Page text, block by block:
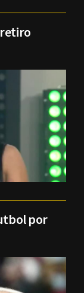
retiro
por